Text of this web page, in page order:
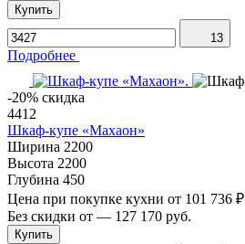
Купить
13
Подробнее
-20% скидка
4412
Шкаф-купе «Махаон»
Ширина 2200
Высота 2200
Глубина 450
Цена при покупке кухни от 101 736 ₽
Без скидки от — 127 170 руб.
Купить